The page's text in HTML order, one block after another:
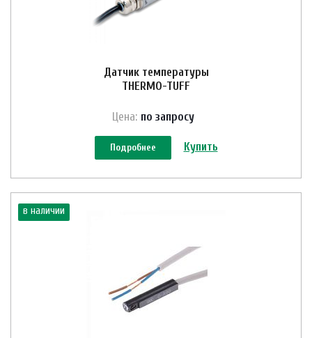
Датчик температуры
THERMO-TUFF
Цена: по запросу
Подробнее Купить
в наличии